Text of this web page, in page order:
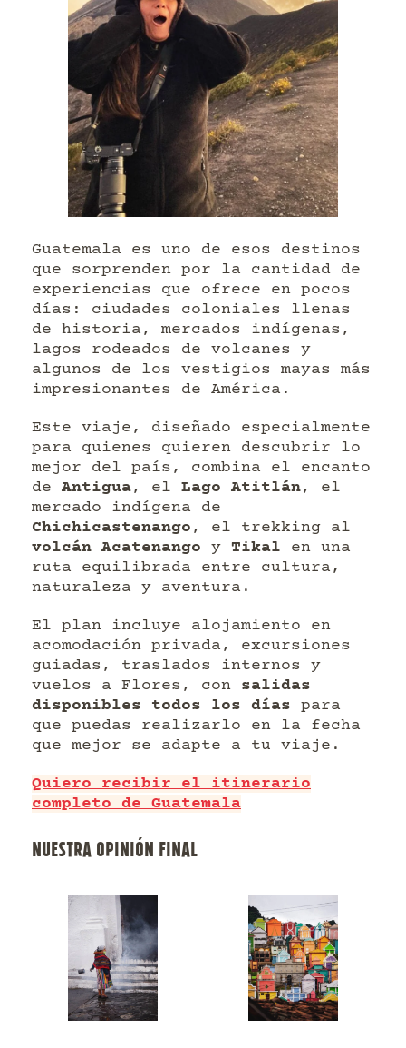
Guatemala es uno de esos destinos
que sorprenden por la cantidad de
experiencias que ofrece en pocos
días: ciudades coloniales llenas
de historia, mercados indígenas,
lagos rodeados de volcanes y
algunos de los vestigios mayas más
impresionantes de América.
Este viaje, diseñado especialmente
para quienes quieren descubrir lo
mejor del país, combina el encanto
de Antigua, el Lago Atitlán, el
mercado indígena de
Chichicastenango , el trekking al
volcán Acatenango y Tikal en una
ruta equilibrada entre cultura,
naturaleza y aventura.
El plan incluye alojamiento en
acomodación privada, excursiones
guiadas, traslados internos y
vuelos a Flores, con salidas
disponibles todos los días para
que puedas realizarlo en la fecha
que mejor se adapte a tu viaje.
Quiero recibir el itinerario
completo de Guatemala
NUESTRA OPINIÓN FINAL